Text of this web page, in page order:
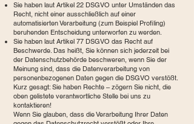
Sie haben laut Artikel 22 DSGVO unter Umständen das
Recht, nicht einer ausschließlich auf einer
automatisierten Verarbeitung (zum Beispiel Profiling)
beruhenden Entscheidung unterworfen zu werden.
Sie haben laut Artikel 77 DSGVO das Recht auf
Beschwerde. Das heißt, Sie können sich jederzeit bei
der Datenschutzbehörde beschweren, wenn Sie der
Meinung sind, dass die Datenverarbeitung von
personenbezogenen Daten gegen die DSGVO verstößt.
Kurz gesagt: Sie haben Rechte – zögern Sie nicht, die
oben gelistete verantwortliche Stelle bei uns zu
kontaktieren!
Wenn Sie glauben, dass die Verarbeitung Ihrer Daten